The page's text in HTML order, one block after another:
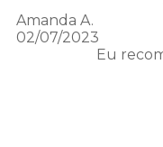
Amanda A.
02/07/2023
Eu